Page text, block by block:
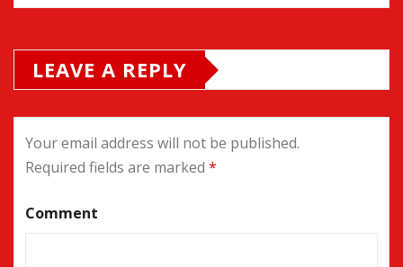
LEAVE A REPLY
Your email address will not be published.
Required fields are marked *
Comment